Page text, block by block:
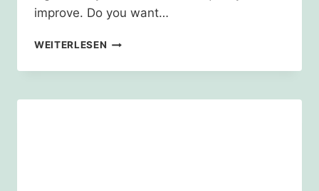
improve. Do you want…
WEITERLESEN CAR
SUNDAY
SPEED